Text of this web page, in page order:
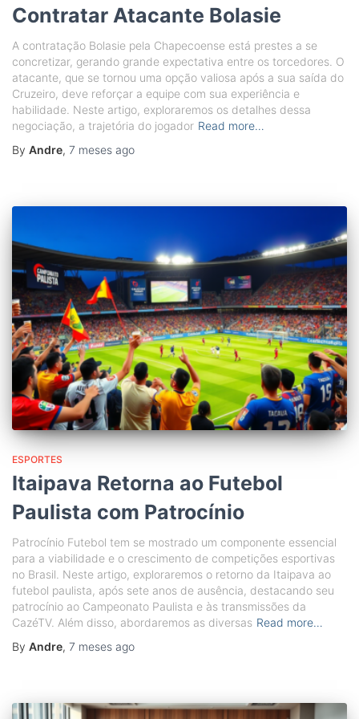
Contratar Atacante Bolasie
A contratação Bolasie pela Chapecoense está prestes a se
concretizar, gerando grande expectativa entre os torcedores. O
atacante, que se tornou uma opção valiosa após a sua saída do
Cruzeiro, deve reforçar a equipe com sua experiência e
habilidade. Neste artigo, exploraremos os detalhes dessa
negociação, a trajetória do jogador Read more…
By Andre, 7 meses ago
ESPORTES
Itaipava Retorna ao Futebol
Paulista com Patrocínio
Patrocínio Futebol tem se mostrado um componente essencial
para a viabilidade e o crescimento de competições esportivas
no Brasil. Neste artigo, exploraremos o retorno da Itaipava ao
futebol paulista, após sete anos de ausência, destacando seu
patrocínio ao Campeonato Paulista e às transmissões da
CazéTV. Além disso, abordaremos as diversas Read more…
By Andre, 7 meses ago